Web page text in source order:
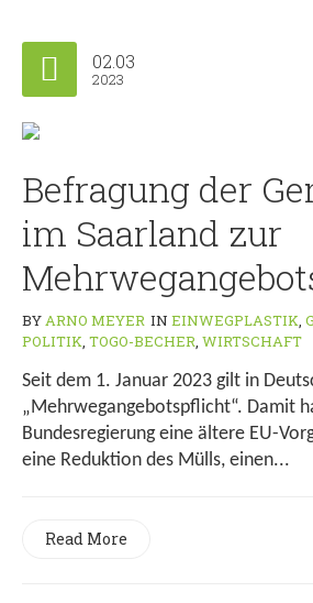
02.03
2023
Befragung der
im Saarland zur
BYARNO MEYER IN EINWEGPLASTIK,
POLITIK, TOGO-BECHER, WIRTSCHAFT
Seit dem 1. Januar 2023 gilt in
„Mehrwegangebotspflicht“. Damit
Bundesregierung eine ältere EU-
eine Reduktion des Mülls, einen...
Read More